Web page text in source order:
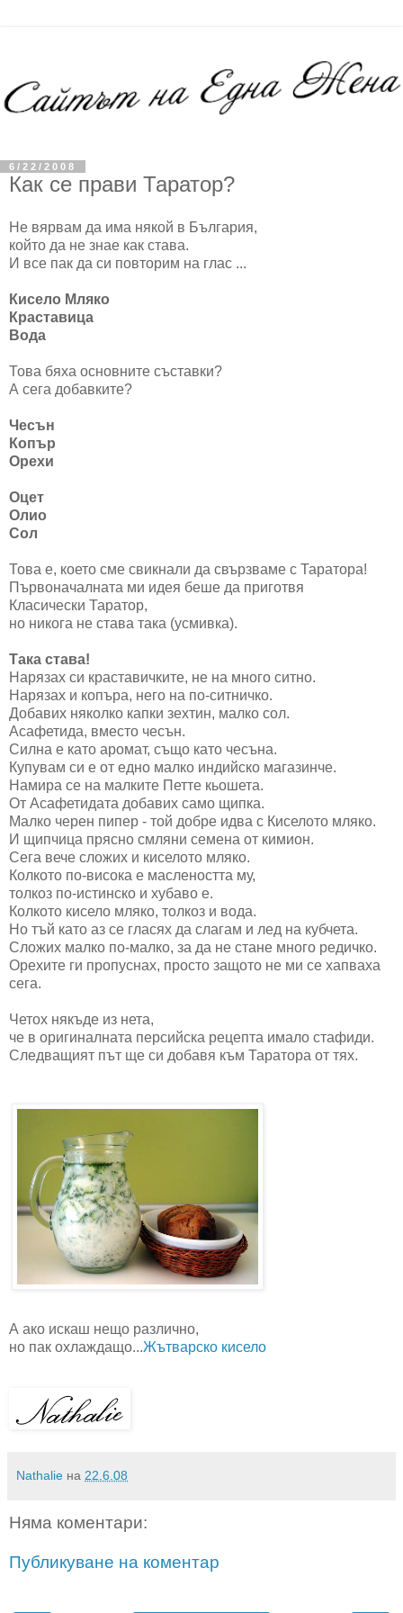
6/22/2008
Как се прави Таратор?
Не вярвам да има някой в България,
който да не знае как става.
И все пак да си повторим на глас ...
Кисело Мляко
Краставица
Вода
Това бяха основните съставки?
А сега добавките?
Чесън
Копър
Орехи
Оцет
Олио
Сол
Това е, което сме свикнали да свързваме с Таратора!
Първоначалната ми идея беше да приготвя
Класически Таратор,
но никога не става така (усмивка).
Така става!
Нарязах си краставичките, не на много ситно.
Нарязах и копъра, него на по-ситничко.
Добавих няколко капки зехтин, малко сол.
Асафетида, вместо чесън.
Силна е като аромат, също като чесъна.
Купувам си е от едно малко индийско магазинче.
Намира се на малките Петте кьошета.
От Асафетидата добавих само щипка.
Малко черен пипер - той добре идва с Киселото мляко.
И щипчица прясно смляни семена от кимион.
Сега вече сложих и киселото мляко.
Колкото по-висока е маслеността му,
толкоз по-истинско и хубаво е.
Колкото кисело мляко, толкоз и вода.
Но тъй като аз се гласях да слагам и лед на кубчета.
Сложих малко по-малко, за да не стане много редичко.
Орехите ги пропуснах, просто защото не ми се хапваха
сега.
Четох някъде из нета,
че в оригиналната персийска рецепта имало стафиди.
Следващият път ще си добавя към Таратора от тях.
А ако искаш нещо различно,
но пак охлаждащо...Жътварско кисело
Nathalie на 22.6.08
Няма коментари:
Публикуване на коментар